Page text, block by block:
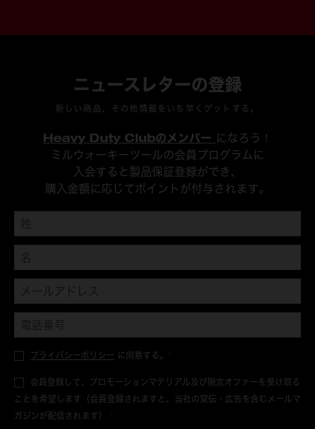
ニュースレターの登録
新しい商品、その他情報をいち早くゲットする。
Heavy Duty Clubのメンバー になろう！
ミルウォーキーツールの会員プログラムに
入会すると製品保証登録ができ、
購入金額に応じてポイントが付与されます。
プライバシーポリシー に同意する。 *
会員登録して、プロモーションマテリアル及び限定オファーを受け取る
ことを希望します（会員登録されますと、当社の宣伝・広告を含むメールマ
ガジンが配信されます） *